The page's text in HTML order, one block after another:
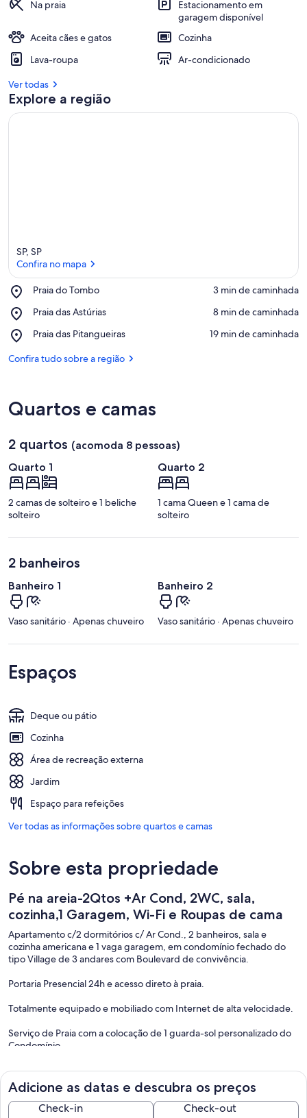
Na praia
Estacionamento em
garagem disponível
Aceita cães e gatos
Cozinha
Lava-roupa
Ar-condicionado
Ver todas
Explore a região
SP, SP
Confira no mapa
Praia do Tombo
Place,
do
‪3 min de caminhada‬
Praia das Astúrias
Place,
das
‪8 min de caminhada‬
Praia das Pitangueiras
Place,
das
‪19 min de caminhada‬
Confira tudo sobre a região
Quartos e camas
2 quartos (acomoda 8 pessoas)
Quarto 1
2 camas de solteiro e 1 beliche
solteiro
Quarto 2
1 cama Queen e 1 cama de
solteiro
2 banheiros
Banheiro 1
Vaso sanitário · Apenas chuveiro
Banheiro 2
Vaso sanitário · Apenas chuveiro
Espaços
Deque ou pátio
Cozinha
Área de recreação externa
Jardim
Espaço para refeições
Ver todas as informações sobre quartos e camas
Sobre esta propriedade
Pé na areia-2Qtos +Ar Cond, 2WC, sala,
cozinha,1 Garagem, Wi-Fi e Roupas de cama
Apartamento c/2 dormitórios c/ Ar Cond., 2 banheiros, sala e
cozinha americana e 1 vaga garagem, em condomínio fechado do
tipo Village de 3 andares com Boulevard de convivência.
Portaria Presencial 24h e acesso direto à praia.
Totalmente equipado e mobiliado com Internet de alta velocidade.
Serviço de Praia com a colocação de 1 guarda-sol personalizado do
Condomínio.
INCLUSO ROUPAS DE CAMA:
Toalha
Cobertor
Lençol
Adicione as datas e descubra os preços
Check-in Check-out